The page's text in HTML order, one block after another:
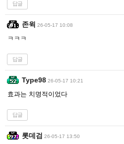
답글
존윅 26-05-17 10:08
ㅋㅋㅋ
답글
Type98 26-05-17 10:21
효과는 치명적이었다
답글
롯데검 26-05-17 13:50